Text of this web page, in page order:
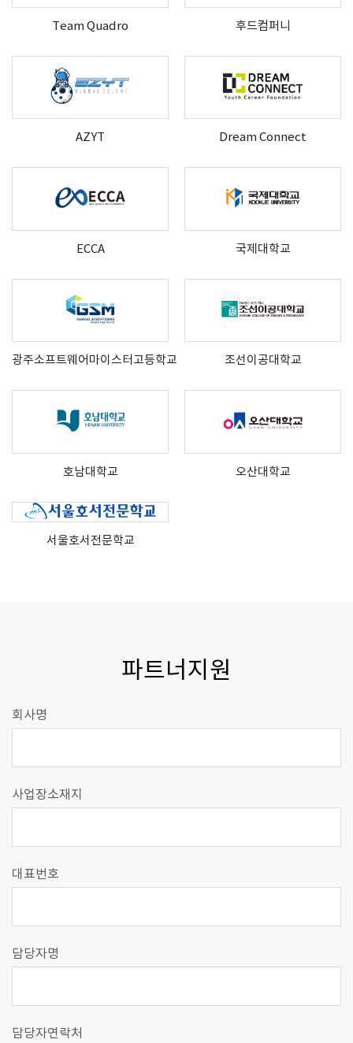
Team Quadro 후드컴퍼니
AZYT Dream Connect
ECCA 국제대학교
광주소프트웨어마이스터고등학교 조선이공대학교
호남대학교 오산대학교
서울호서전문학교
파트너지원
회사명
사업장소재지
대표번호
담당자명
담당자연락처